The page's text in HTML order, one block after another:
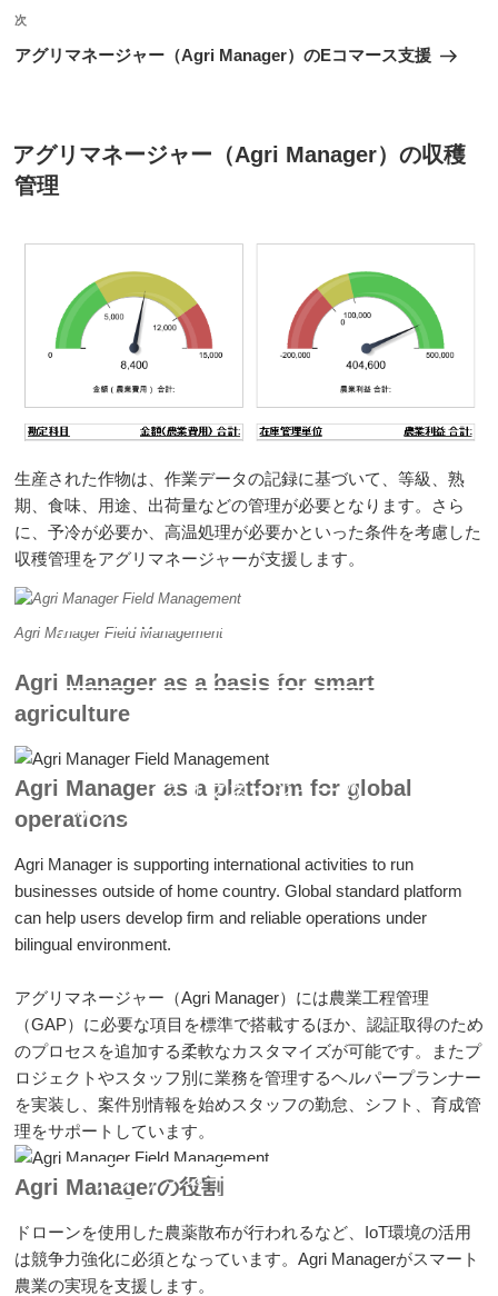
ビ
ゲ
ョ
ン
稿
次
の
次
アグリマネージャー（Agri Manager）のEコマース支援
投
稿
日:
アグリマネージャー（Agri Manager）の収穫
管理
生産された作物は、作業データの記録に基づいて、等級、熟
期、食味、用途、出荷量などの管理が必要となります。さら
に、予冷が必要か、高温処理が必要かといった条件を考慮した
収穫管理をアグリマネージャーが支援します。
Agri Manager Field Management
アグリマネージャーのオールインワ
ンソリューション
Agri Manager as a basis for smart
agriculture
アグリマネージャーの
サプライチェーンマネジメントモジ
Agri Manager as a platform for global
operations
Agri Manager is supporting international activities to run
businesses outside of home country. Global standard platform
can help users develop firm and reliable operations under
bilingual environment.
アグリマネージャー（Agri Manager）には農業工程管理
（GAP）に必要な項目を標準で搭載するほか、認証取得のため
のプロセスを追加する柔軟なカスタマイズが可能です。またプ
ロジェクトやスタッフ別に業務を管理するヘルパープランナー
を実装し、案件別情報を始めスタッフの勤怠、シフト、育成管
理をサポートしています。
アグリマネージャーの収穫管理
Agri Managerの役割
ドローンを使用した農薬散布が行われるなど、IoT環境の活用
は競争力強化に必須となっています。Agri Managerがスマート
農業の実現を支援します。